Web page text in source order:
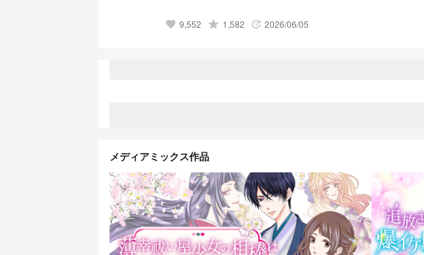
favorite 9,552 grade 1,582 update 2026/06/05
メディアミックス作品